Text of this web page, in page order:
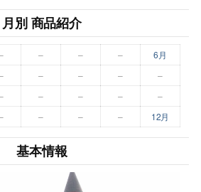
月別 商品紹介
– – –
6月
– – – –
– – –
–
– – – 12月
基本情報